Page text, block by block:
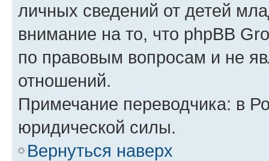
личных сведений от детей
внимание на то, что phpBB
по правовым вопросам и не
отношений.
Примечание переводчика: в
юридической силы.
Вернуться наверх